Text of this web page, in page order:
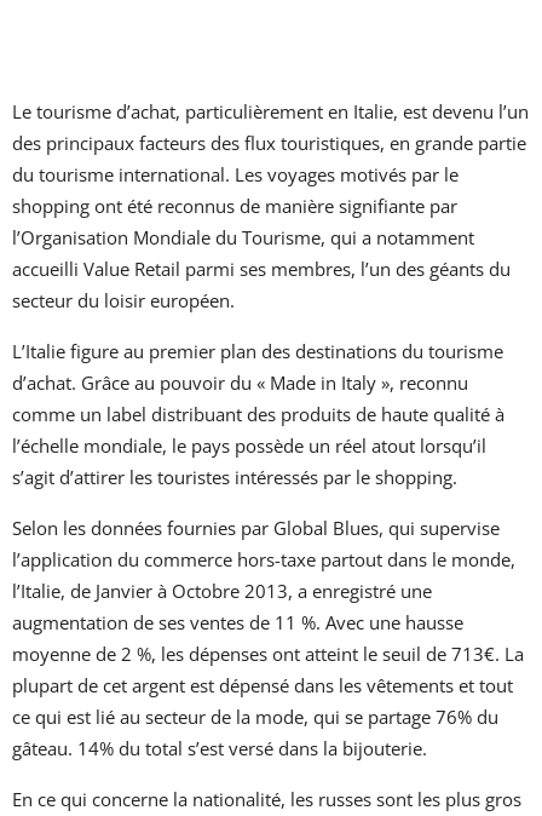
Le tourisme d’achat, particulièrement en Italie, est devenu l’un
des principaux facteurs des flux touristiques, en grande partie
du tourisme international. Les voyages motivés par le
shopping ont été reconnus de manière signifiante par
l’Organisation Mondiale du Tourisme, qui a notamment
accueilli Value Retail parmi ses membres, l’un des géants du
secteur du loisir européen.
L’Italie figure au premier plan des destinations du tourisme
d’achat. Grâce au pouvoir du « Made in Italy », reconnu
comme un label distribuant des produits de haute qualité à
l’échelle mondiale, le pays possède un réel atout lorsqu’il
s’agit d’attirer les touristes intéressés par le shopping.
Selon les données fournies par Global Blues, qui supervise
l’application du commerce hors-taxe partout dans le monde,
l’Italie, de Janvier à Octobre 2013, a enregistré une
augmentation de ses ventes de 11 %. Avec une hausse
moyenne de 2 %, les dépenses ont atteint le seuil de 713€. La
plupart de cet argent est dépensé dans les vêtements et tout
ce qui est lié au secteur de la mode, qui se partage 76% du
gâteau. 14% du total s’est versé dans la bijouterie.
En ce qui concerne la nationalité, les russes sont les plus gros